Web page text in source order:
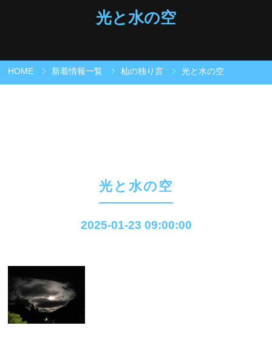
光と水の空
HOME 新着情報一覧 杣の独り言 光と水の空
光と水の空
2025-01-23 09:00:00